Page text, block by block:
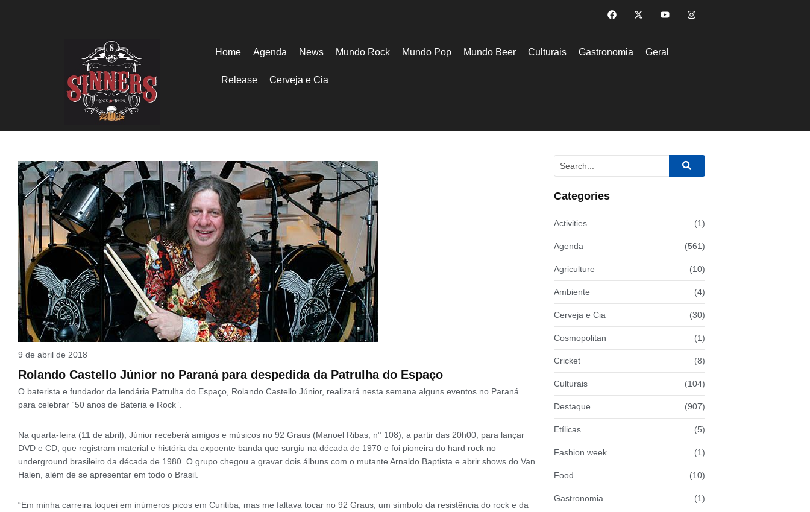
Home Agenda News Mundo Rock Mundo Pop Mundo Beer Culturais Gastronomia Geral
Release Cerveja e Cia
9 de abril de 2018
Rolando Castello Júnior no Paraná para despedida da Patrulha do Espaço
O baterista e fundador da lendária Patrulha do Espaço, Rolando Castello Júnior, realizará nesta semana alguns eventos no Paraná
para celebrar “50 anos de Bateria e Rock”.
Na quarta-feira (11 de abril), Júnior receberá amigos e músicos no 92 Graus (Manoel Ribas, n° 108), a partir das 20h00, para lançar
DVD e CD, que registram material e história da expoente banda que surgiu na década de 1970 e foi pioneira do hard rock no
underground brasileiro da década de 1980. O grupo chegou a gravar dois álbuns com o mutante Arnaldo Baptista e abrir shows do Van
Halen, além de se apresentar em todo o Brasil.
“Em minha carreira toquei em inúmeros picos em Curitiba, mas me faltava tocar no 92 Graus, um símbolo da resistência do rock e da
Categories
Activities (1)
Agenda (561)
Agriculture (10)
Ambiente (4)
Cerveja e Cia (30)
Cosmopolitan (1)
Cricket (8)
Culturais (104)
Destaque (907)
Etílicas (5)
Fashion week (1)
Food (10)
Gastronomia (1)